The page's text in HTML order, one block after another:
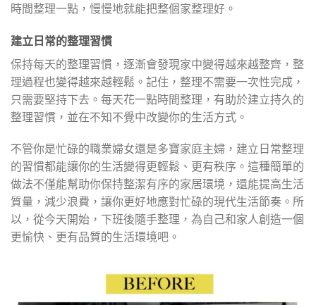
時間整理一點，慢慢地就能把整個家整理好。
建立日常的整理習慣
保持每天的整理習慣，逐漸會發現家中變得越來越整齊，整
理過程也變得越來越輕鬆。記住，整理不需要一次性完成，
只需要堅持下去。每天花一點時間整理，有助於建立持久的
整理習慣，並在不知不覺中改變你的生活方式。
不管你是忙碌的職業婦女還是多寶家庭主婦，建立日常整理
的習慣都能讓你的生活變得更輕鬆、更有秩序。這種簡單的
做法不僅能幫助你保持整潔有序的家居環境，還能提高生活
質量，減少浪費，讓你更好地應對忙碌的現代生活節奏。所
以，從今天開始，下班後隨手整理，為自己和家人創造一個
更愉快、更有品質的生活環境吧。